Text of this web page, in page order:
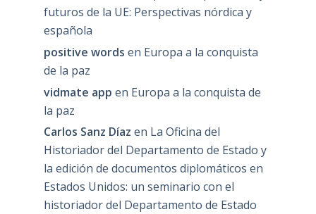
futuros de la UE: Perspectivas nórdica y
española
positive words en Europa a la conquista
de la paz
vidmate app en Europa a la conquista de
la paz
Carlos Sanz Díaz en La Oficina del
Historiador del Departamento de Estado y
la edición de documentos diplomáticos en
Estados Unidos: un seminario con el
historiador del Departamento de Estado